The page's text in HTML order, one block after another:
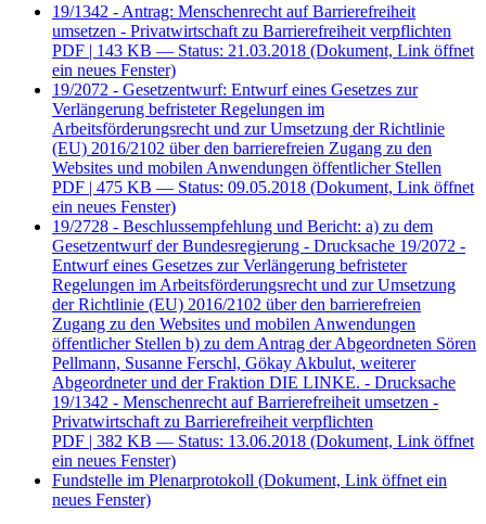
19/1342 - Antrag: Menschenrecht auf Barrierefreiheit
umsetzen - Privatwirtschaft zu Barrierefreiheit verpflichten
PDF | 143 KB — Status: 21.03.2018 (Dokument, Link öffnet
ein neues Fenster)
19/2072 - Gesetzentwurf: Entwurf eines Gesetzes zur
Verlängerung befristeter Regelungen im
Arbeitsförderungsrecht und zur Umsetzung der Richtlinie
(EU) 2016/2102 über den barrierefreien Zugang zu den
Websites und mobilen Anwendungen öffentlicher Stellen
PDF | 475 KB — Status: 09.05.2018 (Dokument, Link öffnet
ein neues Fenster)
19/2728 - Beschlussempfehlung und Bericht: a) zu dem
Gesetzentwurf der Bundesregierung - Drucksache 19/2072 -
Entwurf eines Gesetzes zur Verlängerung befristeter
Regelungen im Arbeitsförderungsrecht und zur Umsetzung
der Richtlinie (EU) 2016/2102 über den barrierefreien
Zugang zu den Websites und mobilen Anwendungen
öffentlicher Stellen b) zu dem Antrag der Abgeordneten Sören
Pellmann, Susanne Ferschl, Gökay Akbulut, weiterer
Abgeordneter und der Fraktion DIE LINKE. - Drucksache
19/1342 - Menschenrecht auf Barrierefreiheit umsetzen -
Privatwirtschaft zu Barrierefreiheit verpflichten
PDF | 382 KB — Status: 13.06.2018 (Dokument, Link öffnet
ein neues Fenster)
Fundstelle im Plenarprotokoll (Dokument, Link öffnet ein
neues Fenster)